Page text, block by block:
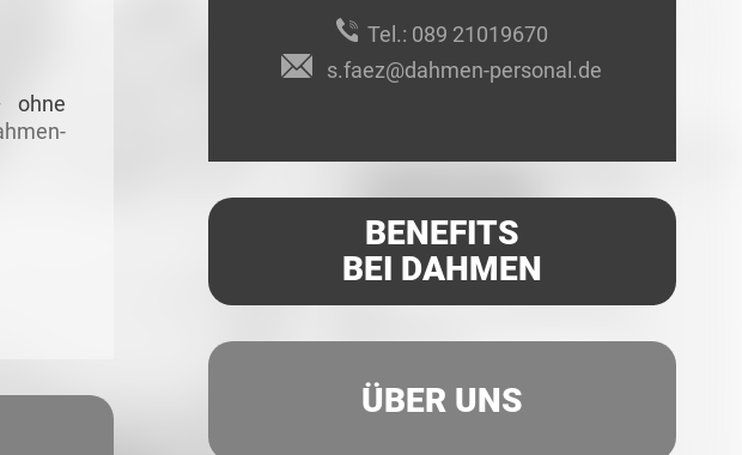
ohne
Tel.: 089 21019670
s.faez@dahmen-personal.de
BENEFITS
BEI DAHMEN
ÜBER UNS